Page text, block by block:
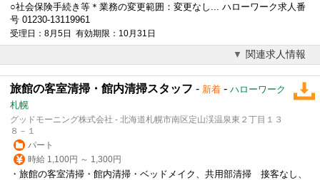
○社会保険手続き等＊業務の変更範囲：変更なし... ハローワーク求人番
号 01230-13119961
受理日：8月5日 有効期限：10月31日
関連求人情報
旅館の客室清掃・館内清掃スタッフ - 新着 - ハローワーク
札幌
グッドモーニング株式会社 - 北海道札幌市南区定山渓温泉東２丁目１３
８－１
パート
時給 1,100円 ～ 1,300円
・ 旅館の客室清掃・館内清掃・ベッドメイク、共用部清掃 接客なし、